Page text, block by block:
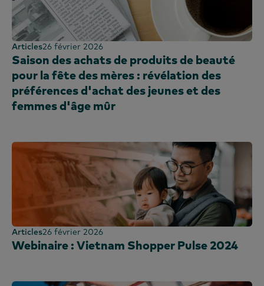
Articles26 février 2026
Saison des achats de produits de beauté
pour la fête des mères : révélation des
préférences d'achat des jeunes et des
femmes d'âge mûr
Articles26 février 2026
Webinaire : Vietnam Shopper Pulse 2024